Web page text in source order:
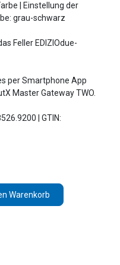
| Einstellung der
grau-schwarz
Feller EDIZIOdue-
per Smartphone App
Master Gateway TWO.
| GTIN:
Warenkorb